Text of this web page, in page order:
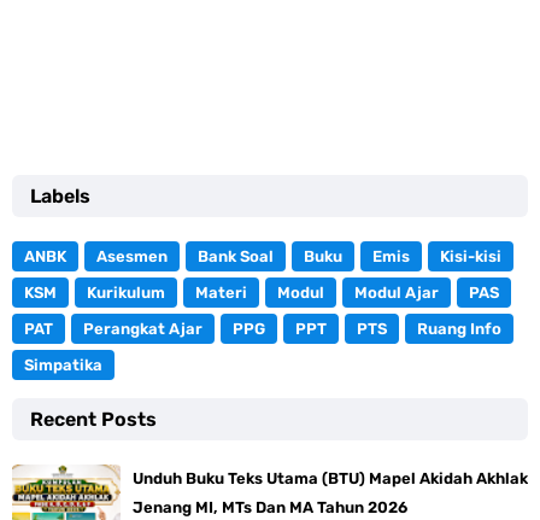
Labels
ANBK Asesmen Bank Soal Buku Emis
Kisi-kisi
KSM
Kurikulum Materi Modul Modul Ajar
PAS
PAT
Perangkat Ajar PPG PPT PTS
Ruang Info
Simpatika
Recent Posts
Unduh Buku Teks Utama (BTU) Mapel Akidah Akhlak
Jenang MI, MTs Dan MA Tahun 2026